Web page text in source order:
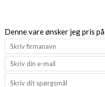
Denne vare ønsker jeg pris på